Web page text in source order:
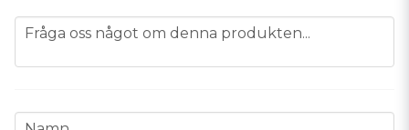
question
Fråga oss något om denna produkten...
name